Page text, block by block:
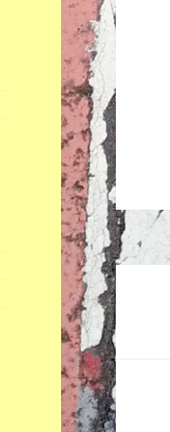
投
稿
ナ
ゲ
ー
シ
ョ